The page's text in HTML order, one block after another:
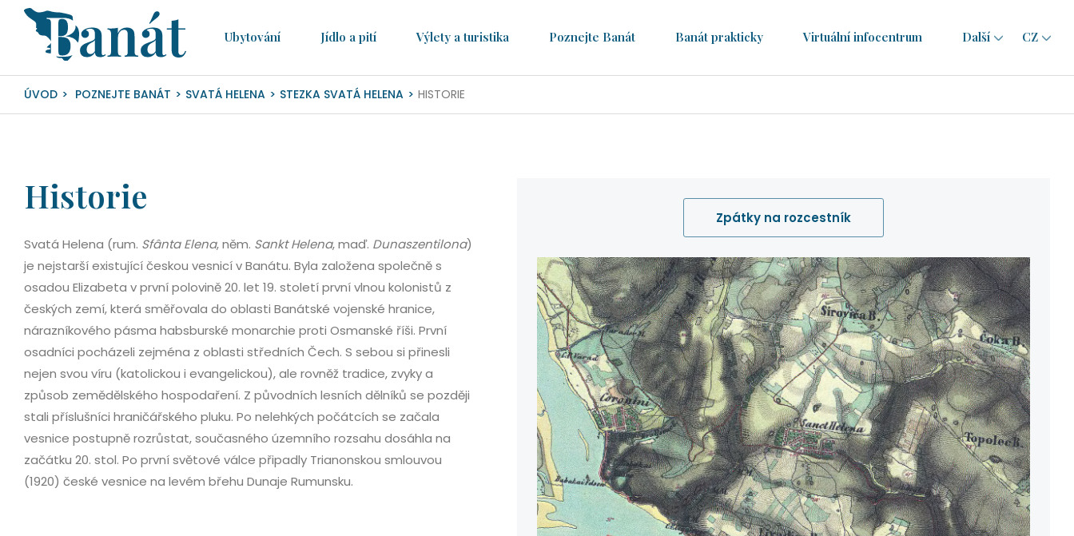
Ubytování­ Jídlo a pití Výlety a turistika Poznejte Banát Banát prakticky Virtuální infocentrum Další
CZ
RO
ÚVOD POZNEJTE BANÁT SVATÁ HELENA STEZKA SVATÁ HELENA HISTORIE
Historie
Svatá Helena (rum. Sfânta Elena, něm. Sankt Helena, maď. Dunaszentilona)
je nejstarší existující českou vesnicí v Banátu. Byla založena společně s
osadou Elizabeta v první polovině 20. let 19. století první vlnou kolonistů z
českých zemí, která směřovala do oblasti Banátské vojenské hranice,
nárazníkového pásma habsburské monarchie proti Osmanské říši. První
osadníci pocházeli zejména z oblasti středních Čech. S sebou si přinesli
nejen svou víru (katolickou i evangelickou), ale rovněž tradice, zvyky a
způsob zemědělského hospodaření. Z původních lesních dělníků se později
stali příslušníci hraničářského pluku. Po nelehkých počátcích se začala
vesnice postupně rozrůstat, současného územního rozsahu dosáhla na
začátku 20. stol. Po první světové válce připadly Trianonskou smlouvou
(1920) české vesnice na levém břehu Dunaje Rumunsku.
Zpátky na rozcestník